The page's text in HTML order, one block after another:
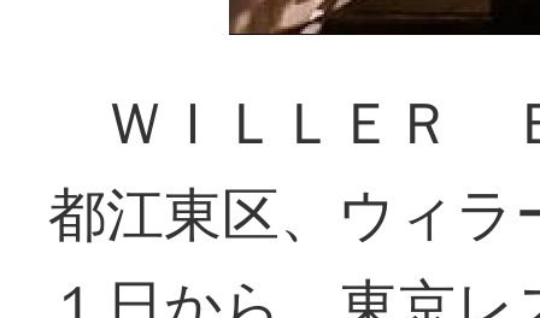
ＷＩＬＬＥＲ
都江東区、ウィ